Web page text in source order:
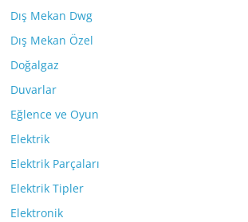
Dış Mekan Dwg
Dış Mekan Özel
Doğalgaz
Duvarlar
Eğlence ve Oyun
Elektrik
Elektrik Parçaları
Elektrik Tipler
Elektronik